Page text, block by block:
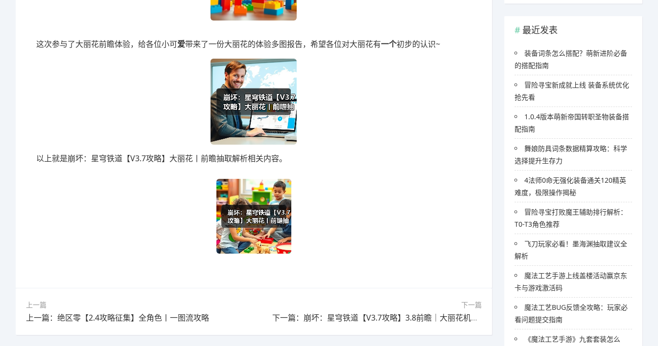
这次参与了大丽花前瞻体验，给各位小可爱带来了一份大丽花的体验多图报告，希望各位对大丽花有一个初步的认识~
以上就是崩坏：星穹铁道【V3.7攻略】大丽花丨前瞻抽取解析相关内容。
上一篇
上一篇：绝区零【2.4攻略征集】全角色丨一图流攻略
下一篇
下一篇：崩坏：星穹铁道【V3.7攻略】3.8前瞻｜大丽花机制简析，主线剧情预告
最近发表
装备词条怎么搭配？萌新进阶必备
的搭配指南
冒险寻宝新成就上线 装备系统优化
抢先看
1.0.4版本萌新帝国转职圣物装备搭
配指南
舞娘防具词条数据精算攻略：科学
选择提升生存力
4法师0命无强化装备通关120精英
难度，极限操作揭秘
冒险寻宝打败魔王辅助排行解析：
T0-T3角色推荐
飞刀玩家必看！墨海渊抽取建议全
解析
魔法工艺手游上线盖楼活动赢京东
卡与游戏激活码
魔法工艺BUG反馈全攻略：玩家必
看问题提交指南
《魔法工艺手游》九套套装怎么